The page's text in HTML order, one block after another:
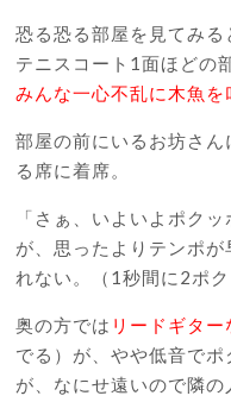
恐る恐る部屋を見てみ
テニスコート1面ほどの
みんな一心不乱に木魚
部屋の前にいるお坊さ
る席に着席。
「さぁ、いよいよポク
が、思ったよりテンポ
れない。（1秒間に2ポ
奥の方では リードギタ
でる）が、やや低音で
が、なにせ遠いので隣